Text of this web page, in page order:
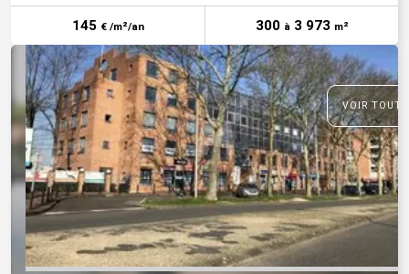
145 € /m²/an 300 à3 973 m²
VOIR